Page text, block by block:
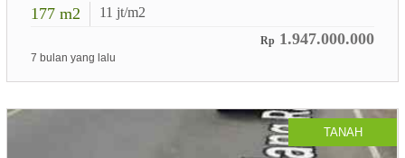
177 m2 11 jt/m2
Rp 1.947.000.000
7 bulan yang lalu
TANAH